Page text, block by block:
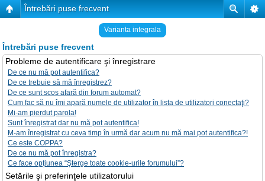
Întrebări puse frecvent
Varianta integrala
Întrebări puse frecvent
Probleme de autentificare şi înregistrare
De ce nu mă pot autentifica?
De ce trebuie să mă înregistrez?
De ce sunt scos afară din forum automat?
Cum fac să nu îmi apară numele de utilizator în lista de utilizatori conectaţi?
Mi-am pierdut parola!
Sunt înregistrat dar nu mă pot autentifica!
M-am înregistrat cu ceva timp în urmă dar acum nu mă mai pot autentifica?!
Ce este COPPA?
De ce nu mă pot înregistra?
Ce face opţiunea “Şterge toate cookie-urile forumului”?
Setările şi preferinţele utilizatorului